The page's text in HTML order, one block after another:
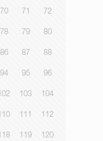
70 71 72
78 79 80
86 87 88
94 95 96
102 103 104
110 111 112
118 119 120